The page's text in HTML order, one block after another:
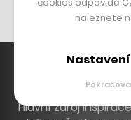
Hlavní zdroj
naleznete
Nastavení